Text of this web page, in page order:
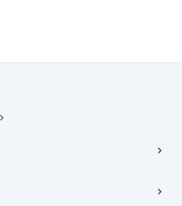
율곡로 6(중학동, 트윈트리빌딩) B동 5층
송동 율곡로 24, 7층, 8층 미소